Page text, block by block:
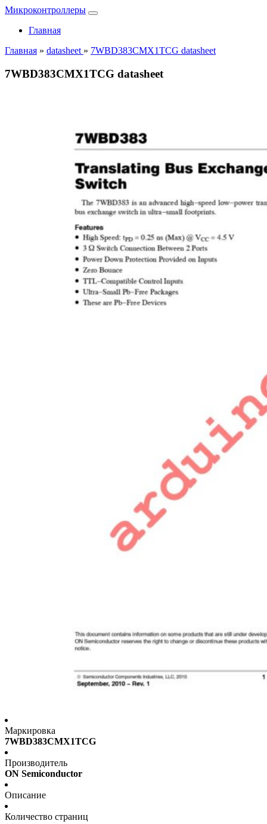
Микроконтроллеры
Главная
Главная » datasheet » 7WBD383CMX1TCG datasheet
7WBD383CMX1TCG datasheet
Маркировка
7WBD383CMX1TCG
Производитель
ON Semiconductor
Описание
Количество страниц